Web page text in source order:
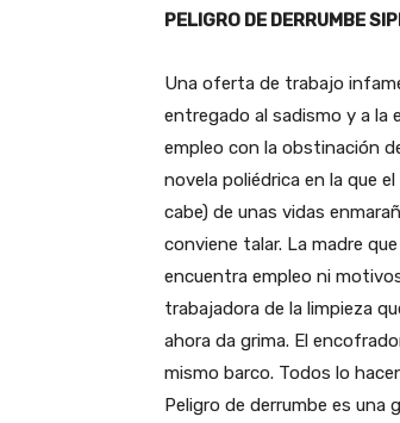
PELIGRO DE DERRUMBE
Una oferta de trabajo
entregado al sadismo y a la
empleo con la obstinación
novela poliédrica en la que
cabe) de unas vidas
conviene talar. La madre
encuentra empleo ni
trabajadora de la limpieza
ahora da grima. El
mismo barco. Todos lo
Peligro de derrumbe es una